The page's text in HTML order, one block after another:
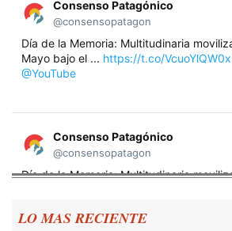
Consenso Patagónico
@consensopatagon
Día de la Memoria: Multitudinaria
Mayo bajo el ... https://t.co/VcuoYlQW0x
@YouTube
Consenso Patagónico
@consensopatagon
Día de la Memoria: Multitudinaria
Rosada para reivindicar los derechos
LO MAS RECIENTE